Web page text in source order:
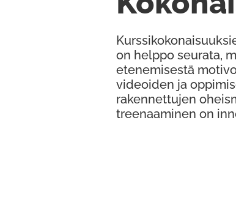
on helppo seurata,
etenemisestä
videoiden ja
rakennettujen
treenaaminen on